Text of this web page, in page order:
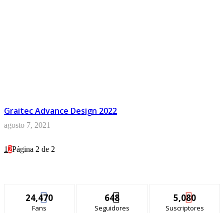
Graitec Advance Design 2022
agosto 7, 2021
12Página 2 de 2
24,470
Fans
648
Seguidores
5,080
Suscriptores